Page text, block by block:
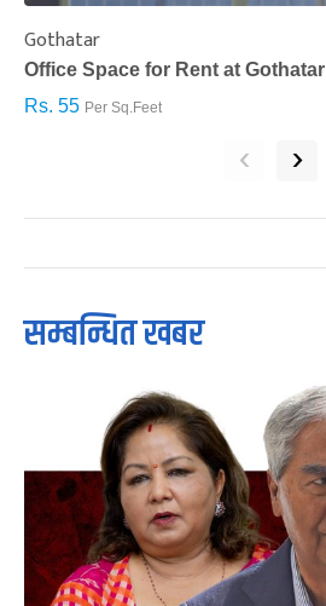
Gothatar
Office Space for Rent at Gothatar
Rs. 55 Per Sq.Feet
‹ ›
सम्बन्धित खबर